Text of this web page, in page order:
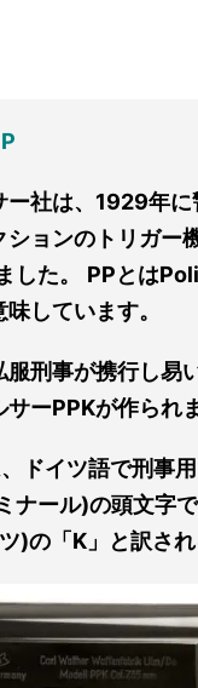
ー社は、1929年
ションのトリガー
した。
PPとは
しています。
服刑事が携行し易
ーPPKが作られ
ドイツ語で刑事
ナール)の頭文字
)の「K」と訳され